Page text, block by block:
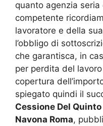
quanto agenzia
competente
lavoratore e della
l’obbligo di
che garantisca, in
per perdita del
copertura
spiegato quindi il
Cessione Del
Navona Roma,